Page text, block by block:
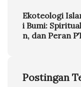
Ekoteologi
i Bumi:
n, dan Peran
Postingan